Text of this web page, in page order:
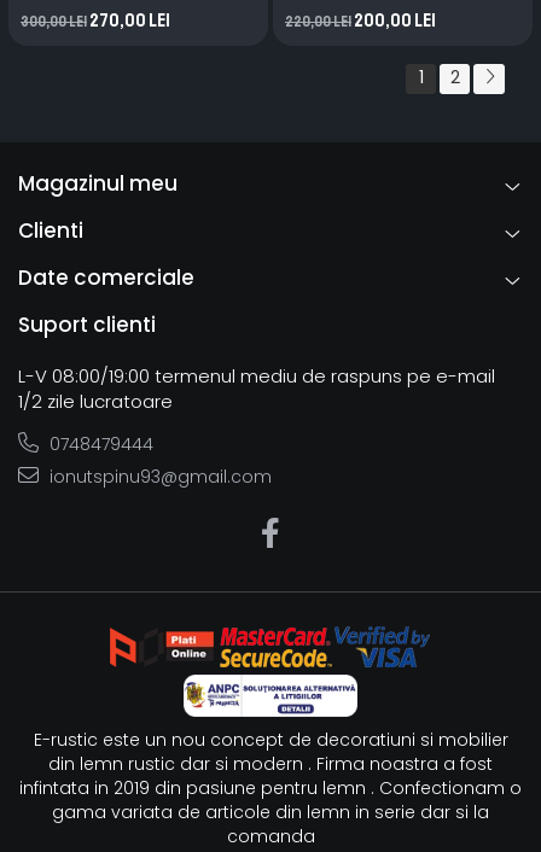
300,00 Lei270,00 Lei 220,00 Lei200,00 Lei
1 2
Magazinul meu
Clienti
Date comerciale
Suport clienti
L-V 08:00/19:00 termenul mediu de raspuns pe e-mail
1/2 zile lucratoare
0748479444
ionutspinu93@gmail.com
E-rustic este un nou concept de decoratiuni si mobilier
din lemn rustic dar si modern . Firma noastra a fost
infintata in 2019 din pasiune pentru lemn . Confectionam o
gama variata de articole din lemn in serie dar si la
comanda